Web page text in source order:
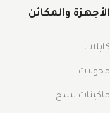
الأجهزة والمكائن
كابلات
محولات
ماكينات نسخ